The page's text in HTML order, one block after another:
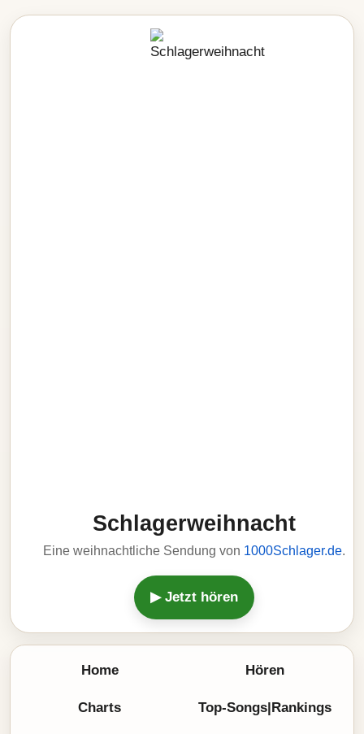
Schlagerweihnacht
Eine weihnachtliche Sendung von 1000Schlager.de.
▶ Jetzt hören
Home Hören
Charts Top-Songs|Rankings